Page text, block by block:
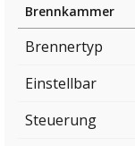
Brennkammer
Brennertyp
Einstellbar
Steuerung